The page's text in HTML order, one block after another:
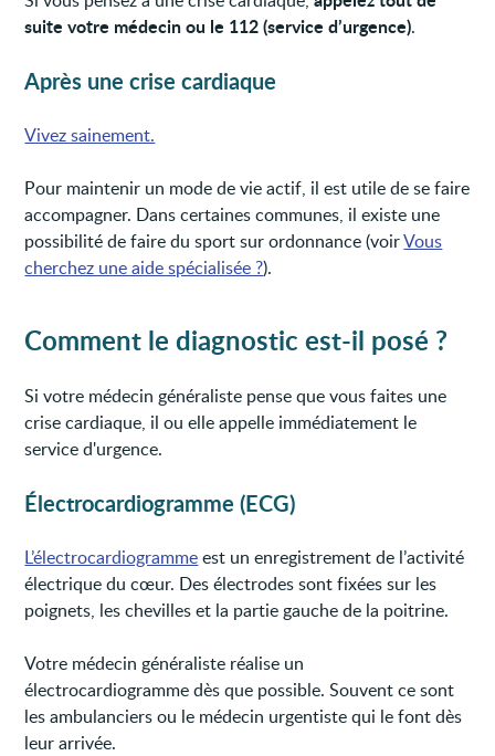
suite votre médecin ou le 112 (service d’urgence).
Après une crise cardiaque
Vivez sainement.
Pour maintenir un mode de vie actif, il est utile de se faire
accompagner. Dans certaines communes, il existe une
possibilité de faire du sport sur ordonnance (voirVous
cherchez une aide spécialisée ?).
Comment le diagnostic est-il posé ?
Si votre médecin généraliste pense que vous faites une
crise cardiaque, il ou elle appelle immédiatement le
service d'urgence.
Électrocardiogramme (ECG)
L’électrocardiogrammeest un enregistrement de l’activité
électrique du cœur. Des électrodes sont fixées sur les
poignets, les chevilles et la partie gauche de la poitrine.
Votre médecin généraliste réalise un
électrocardiogramme dès que possible. Souvent ce sont
les ambulanciers ou le médecin urgentiste qui le font dès
leur arrivée.